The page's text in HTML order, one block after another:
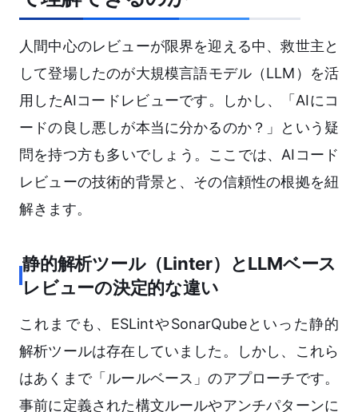
人間中心のレビューが限界を迎える中、救世主と
して登場したのが大規模言語モデル（LLM）を活
用したAIコードレビューです。しかし、「AIにコ
ードの良し悪しが本当に分かるのか？」という疑
問を持つ方も多いでしょう。ここでは、AIコード
レビューの技術的背景と、その信頼性の根拠を紐
解きます。
静的解析ツール（Linter）とLLMベース
レビューの決定的な違い
これまでも、ESLintやSonarQubeといった静的
解析ツールは存在していました。しかし、これら
はあくまで「ルールベース」のアプローチです。
事前に定義された構文ルールやアンチパターンに